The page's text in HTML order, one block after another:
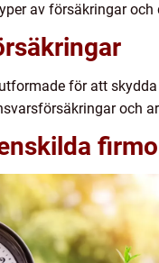
av försäkringar
för att
och